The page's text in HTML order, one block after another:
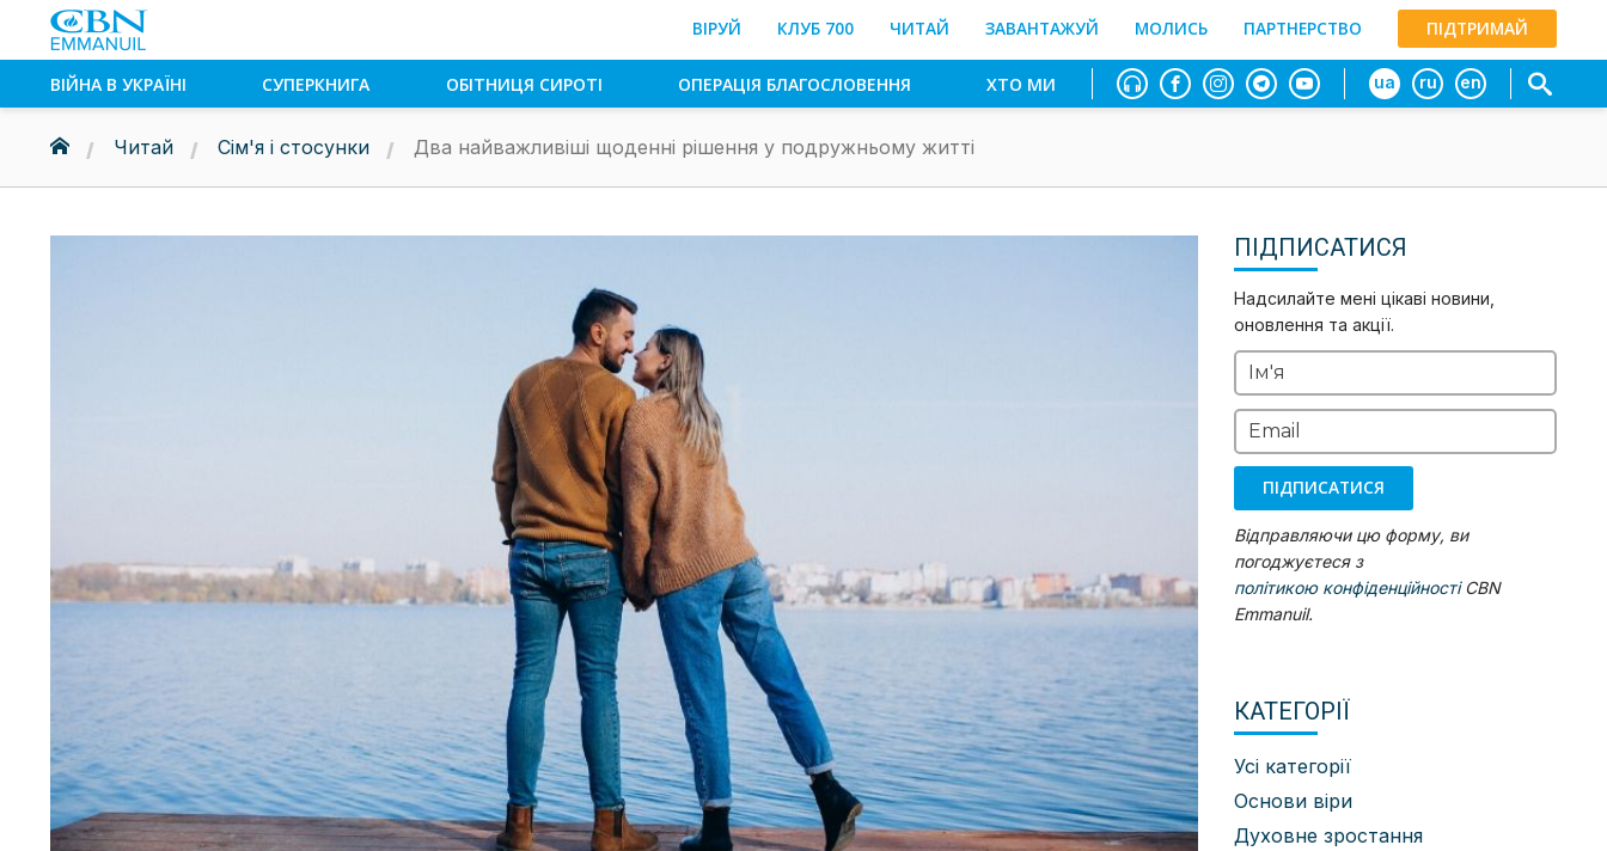
ВІРУЙ КЛУБ 700 ЧИТАЙ ЗАВАНТАЖУЙ МОЛИСЬ ПАРТНЕРСТВО ПІДТРИМАЙ
ВІЙНА В УКРАЇНІ СУПЕРКНИГА ОБІТНИЦЯ СИРОТІ ОПЕРАЦІЯ БЛАГОСЛОВЕННЯ ХТО МИ ua ru en
Читай Сім'я і стосунки Два найважливіші щоденні рішення у подружньому житті
ПІДПИСАТИСЯ
Надсилайте мені цікаві новини,
оновлення та акції.
Ім'я
Email
ПІДПИСАТИСЯ
Відправляючи цю форму, ви
погоджуєтеся з
політикою конфіденційностіCBN
Emmanuil.
КАТЕГОРІЇ
Усі категорії
Основи віри
Духовне зростання